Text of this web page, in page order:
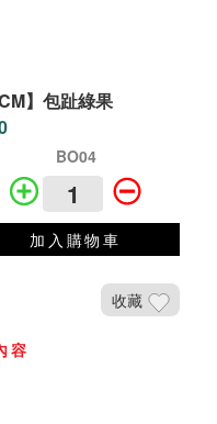
】包趾綠果
BO04
加入購物車
收藏
容